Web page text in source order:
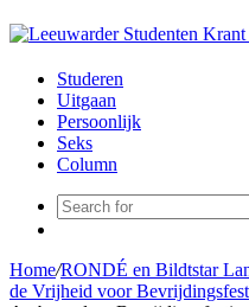
Menu
Studeren
Uitgaan
Persoonlijk
Seks
Column
Home/RONDÉ en Bildtstar
de Vrijheid voor